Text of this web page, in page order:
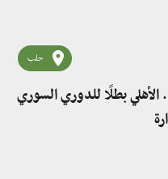
حلب
بطلًا للدوري السوري